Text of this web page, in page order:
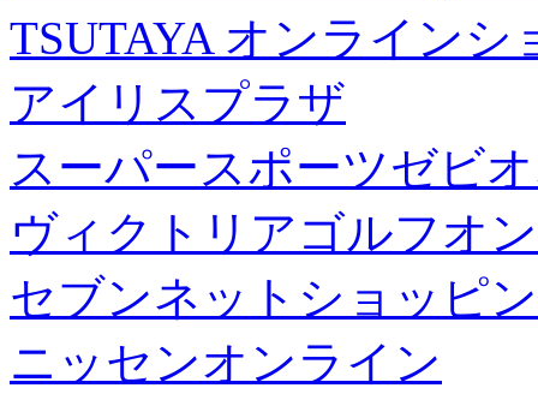
TSUTAYA オンラインシ
アイリスプラザ
スーパースポーツゼビ
ヴィクトリアゴルフオ
セブンネットショッピ
ニッセンオンライン